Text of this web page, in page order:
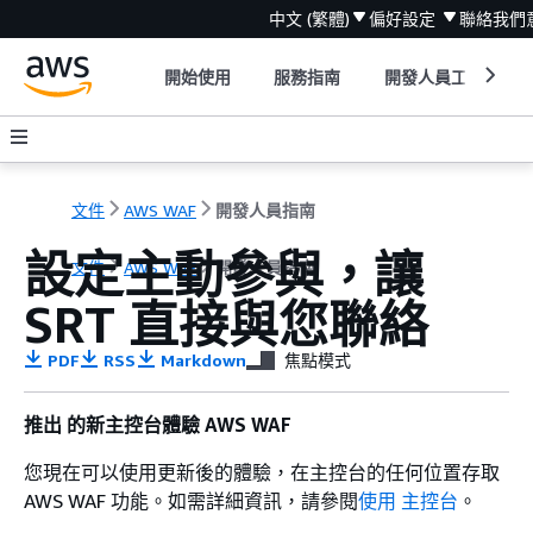
中文 (繁體) 偏好設定 聯絡我們
開始使用 服務指南 開發人員工具
文件 AWS WAF 開發人員指南
文件 AWS WAF 開發人員指南
設定主動參與，讓
SRT 直接與您聯絡
PDF RSS Markdown 焦點模式
推出 的新主控台體驗 AWS WAF
您現在可以使用更新後的體驗，在主控台的任何位置存取
AWS WAF 功能。如需詳細資訊，請參閱使用 主控台 。